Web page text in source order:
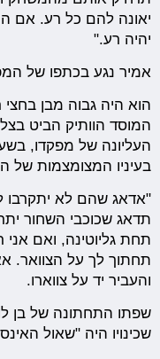
יאונה להם כל רע. אם
יהיה רע."
אמיר נגע בכתפו של
הוא היה גבוה מבן בחצי
המוסד הוותיק הביט
העליונה של מפקדו,
בעיניו המצומצמות של
"אדאג שהם לא יתקרבו
תדאג שכוכבי השחור
תחת גליוטינה, ואם
תחתוך לך על הצוואר.
והעביר יד על צווארו.
שפתו התחתונה של בן
שכינויו היה "שאול